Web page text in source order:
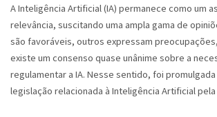
A Inteligência Artificial (IA) permanece como um
relevância, suscitando uma ampla gama de
são favoráveis, outros expressam
existe um consenso quase unânime sobre a
regulamentar a IA. Nesse sentido, foi
legislação relacionada à Inteligência Artificial pela